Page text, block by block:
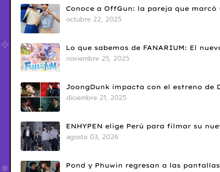
Conoce a OffGun: la pareja que
octubre 22, 2025
Lo que sabemos de FANARIUM: El
noviembre 25, 2025
JoongDunk impacta con el estreno de
diciembre 21, 2025
ENHYPEN elige Perú para filmar su
agosto 03, 2026
Pond y Phuwin regresan a las